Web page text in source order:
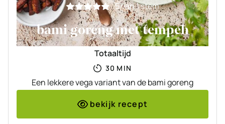
5van 1 stem
bami goreng met tempeh
Totaaltijd
30 MINUTEN
MIN
Een lekkere vega variant van de bami goreng
bekijk recept